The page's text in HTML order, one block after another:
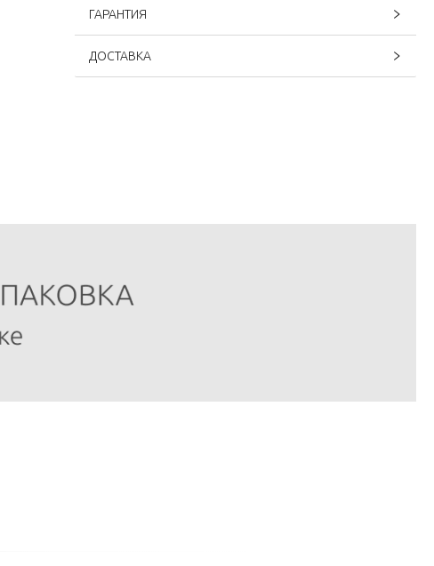
ГАРАНТИЯ
ДОСТАВКА